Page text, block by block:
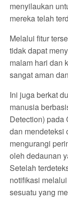
menyilaukan
mereka telah
Melalui fitur
tidak dapat
malam hari dan
sangat aman
Ini juga berkat
manusia
Detection) pada
dan mendeteksi
mengurangi
oleh dedaunan
Setelah
notifikasi
sesuatu yang